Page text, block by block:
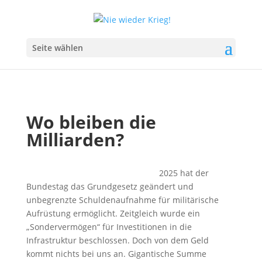
Seite wählen
Wo bleiben die
Milliarden?
2025 hat der
Bundestag das Grundgesetz geändert und
unbegrenzte Schuldenaufnahme für militärische
Aufrüstung ermöglicht. Zeitgleich wurde ein
„Sondervermögen“ für Investitionen in die
Infrastruktur beschlossen. Doch von dem Geld
kommt nichts bei uns an. Gigantische Summe